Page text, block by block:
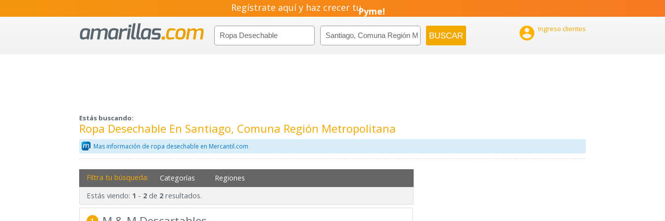
Regístrate aquí y haz crecer tuPyme!
Emprendimiento!
 Ingreso clientes
Estás buscando:
Ropa Desechable En Santiago, Comuna Región Metropolitana
Mas información de ropa desechable en Mercantil.com
Filtra tu búsqueda: Categorías Regiones
Estás viendo: 1 - 2de 2resultados.